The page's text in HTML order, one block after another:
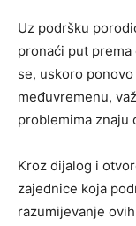
Uz podršku
pronaći put prema
se, uskoro
međuvremenu,
problemima znaju
Kroz dijalog i
zajednice koja
razumijevanje